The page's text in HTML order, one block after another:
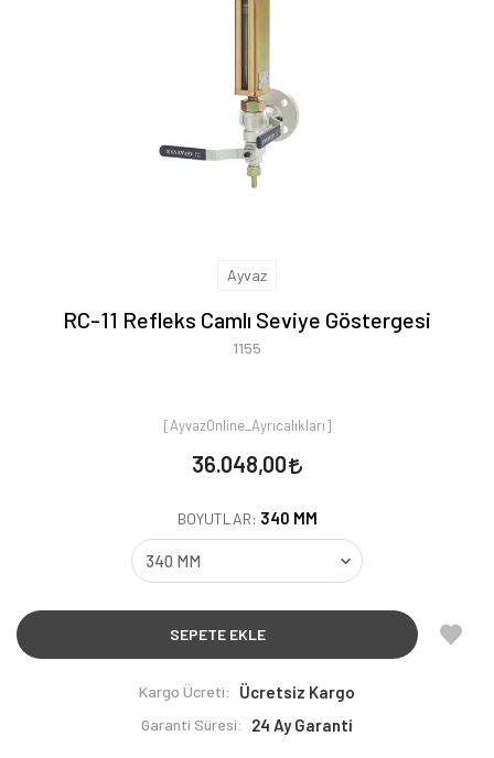
Ayvaz
RC-11 Refleks Camlı Seviye Göstergesi
1155
[AyvazOnline_Ayrıcalıkları]
36.048,00
BOYUTLAR: 340 MM
SEPETE EKLE
Kargo Ücreti: Ücretsiz Kargo
Garanti Süresi: 24 Ay Garanti